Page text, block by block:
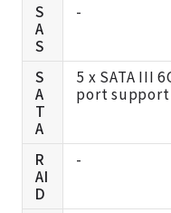
S
A
S
-
S
A
T
A
5 x SATA III
port
R
AI
D
-